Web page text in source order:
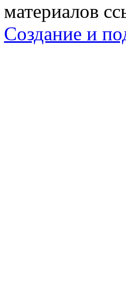
материалов
Создание и